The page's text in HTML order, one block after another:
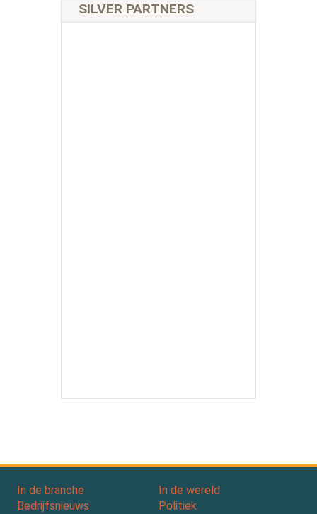
SILVER PARTNERS
In de branche
Bedrijfsnieuws
In de wereld
Politiek